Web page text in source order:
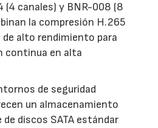
(4 canales) y BNR-008 (8
la compresión H.265
alto rendimiento para
continua en alta
de seguridad
un almacenamiento
discos SATA estándar